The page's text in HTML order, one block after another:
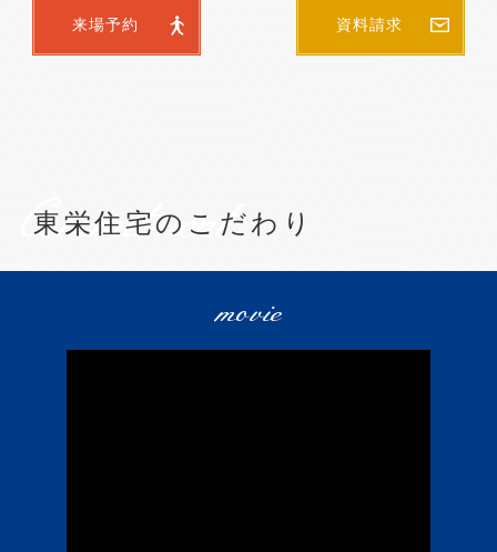
来場予約 資料請求
東栄住宅のこだわり
movie